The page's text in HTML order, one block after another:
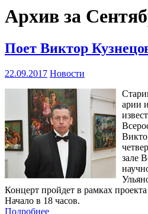
Архив за
Поет Виктор
22.09.2017 Новости
арии
зале
Концерт пройдет в рамках
Начало в 18 часов.
Подробнее